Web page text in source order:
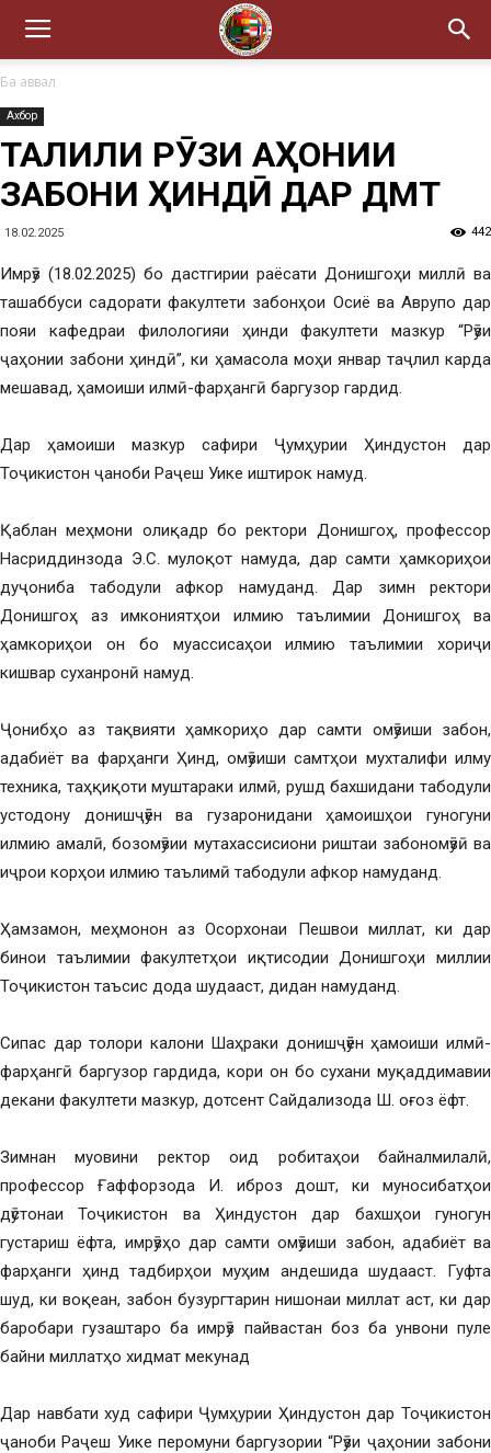
Ба аввал
Ахбор
ТАҶЛИЛИ РӮЗИ ҶАҲОНИИ
ЗАБОНИ ҲИНДӢ ДАР ДМТ
18.02.2025 442
Имрӯз (18.02.2025) бо дастгирии раёсати Донишгоҳи миллӣ ва
ташаббуси садорати факултети забонҳои Осиё ва Аврупо дар
пояи кафедраи филологияи ҳинди факултети мазкур “Рӯзи
ҷаҳонии забони ҳиндӣ”, ки ҳамасола моҳи январ таҷлил карда
мешавад, ҳамоиши илмӣ-фарҳангӣ баргузор гардид.
Дар ҳамоиши мазкур сафири Ҷумҳурии Ҳиндустон дар
Тоҷикистон ҷаноби Раҷеш Уике иштирок намуд.
Қаблан меҳмони олиқадр бо ректори Донишгоҳ, профессор
Насриддинзода Э.С. мулоқот намуда, дар самти ҳамкориҳои
дуҷониба табодули афкор намуданд. Дар зимн ректори
Донишгоҳ аз имкониятҳои илмию таълимии Донишгоҳ ва
ҳамкориҳои он бо муассисаҳои илмию таълимии хориҷи
кишвар суханронӣ намуд.
Ҷонибҳо аз тақвияти ҳамкориҳо дар самти омӯзиши забон,
адабиёт ва фарҳанги Ҳинд, омӯзиши самтҳои мухталифи илму
техника, таҳқиқоти муштараки илмӣ, рушд бахшидани табодули
устодону донишҷӯён ва гузаронидани ҳамоишҳои гуногуни
илмию амалӣ, бозомӯзии мутахассисиони риштаи забономӯзӣ ва
иҷрои корҳои илмию таълимӣ табодули афкор намуданд.
Ҳамзамон, меҳмонон аз Осорхонаи Пешвои миллат, ки дар
бинои таълимии факултетҳои иқтисодии Донишгоҳи миллии
Тоҷикистон таъсис дода шудааст, дидан намуданд.
Сипас дар толори калони Шаҳраки донишҷӯён ҳамоиши илмӣ-
фарҳангӣ баргузор гардида, кори он бо сухани муқаддимавии
декани факултети мазкур, дотсент Сайдализода Ш. оғоз ёфт.
Зимнан муовини ректор оид робитаҳои байналмилалӣ,
профессор Ғаффорзода И. иброз дошт, ки муносибатҳои
дӯстонаи Тоҷикистон ва Ҳиндустон дар бахшҳои гуногун
густариш ёфта, имрӯзҳо дар самти омӯзиши забон, адабиёт ва
фарҳанги ҳинд тадбирҳои муҳим андешида шудааст. Гуфта
шуд, ки воқеан, забон бузургтарин нишонаи миллат аст, ки дар
баробари гузаштаро ба имрӯз пайвастан боз ба унвони пуле
байни миллатҳо хидмат мекунад
Дар навбати худ сафири Ҷумҳурии Ҳиндустон дар Тоҷикистон
ҷаноби Раҷеш Уике перомуни баргузории “Рӯзи ҷаҳонии забони